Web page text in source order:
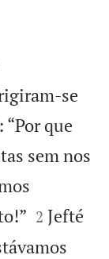
se
que
sem nos


2 Jefté